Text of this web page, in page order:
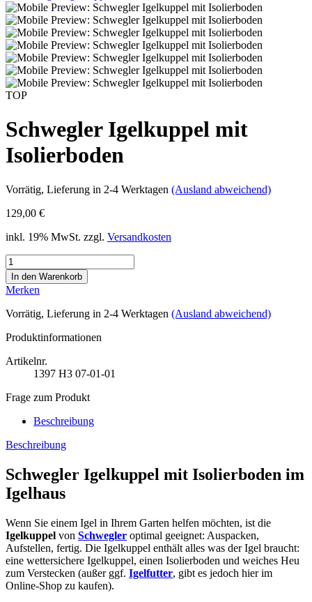
TOP
Schwegler Igelkuppel mit
Isolierboden
Vorrätig, Lieferung in 2-4 Werktagen (Ausland abweichend)
129,00 €
inkl. 19% MwSt. zzgl. Versandkosten
Merken
Vorrätig, Lieferung in 2-4 Werktagen (Ausland abweichend)
Produktinformationen
Artikelnr.
1397 H3 07-01-01
Frage zum Produkt
Beschreibung
Beschreibung
Schwegler Igelkuppel mit Isolierboden im
Igelhaus
Wenn Sie einem Igel in Ihrem Garten helfen möchten, ist die
Igelkuppel von Schwegler optimal geeignet: Auspacken,
Aufstellen, fertig. Die Igelkuppel enthält alles was der Igel braucht:
eine wettersichere Igelkuppel, einen Isolierboden und weiches Heu
zum Verstecken (außer ggf. Igelfutter, gibt es jedoch hier im
Online-Shop zu kaufen).